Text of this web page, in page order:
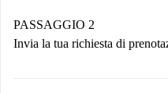
Hai tutte le informazioni
PASSAGGIO 2
Invia la tua richiesta di